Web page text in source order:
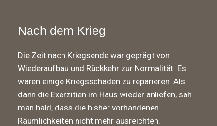
Nach dem Krieg
Die Zeit nach Kriegsende war geprägt von
Wiederaufbau und Rückkehr zur Normalität. Es
waren einige Kriegsschäden zu reparieren. Als
dann die Exerzitien im Haus wieder anliefen, sah
man bald, dass die bisher vorhandenen
Räumlichkeiten nicht mehr ausreichten.